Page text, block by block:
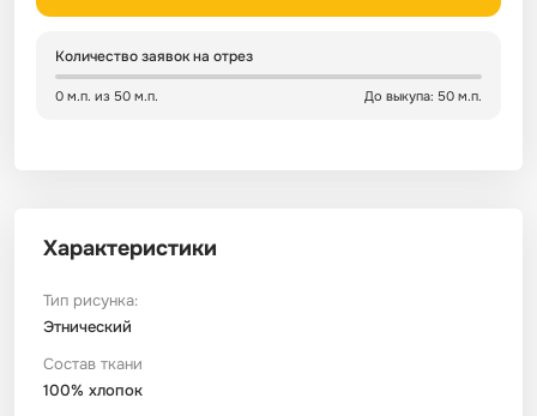
Количество заявок на отрез
0 м.п. из 50 м.п. До выкупа: 50 м.п.
Характеристики
Тип рисунка:
Этнический
Состав ткани
100% хлопок
Сатин
Сатин Страйп
Сатин Твил
Сетка
ТиСи Твил
Трикотаж
Тюль
Зеленый
Детский
Город / архитектура
Морская тема
Космос